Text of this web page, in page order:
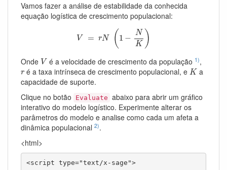
Vamos fazer a análise de estabilidade da conhecida
equação logística de crescimento populacional:
V = rN ( 1 − N
K )
(1 K)
Onde V
V é a velocidade de crescimento da população 1),
r
r é a taxa intrínseca de crescimento populacional, e K
Ka
capacidade de suporte.
Clique no botão
Evaluate abaixo para abrir um gráfico
interativo do modelo logístico. Experimente alterar os
parâmetros do modelo e analise como cada um afeta a
dinâmica populacional 2).
<html>
<script type="text/x-sage">